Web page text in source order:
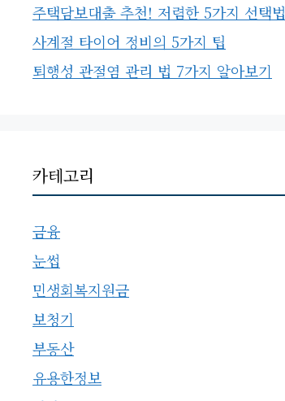
주택담보대출 추천! 저렴한 5가지 선택법
사계절 타이어 정비의 5가지 팁
퇴행성 관절염 관리 법 7가지 알아보기
카테고리
금융
눈썹
민생회복지원금
보청기
부동산
유용한정보